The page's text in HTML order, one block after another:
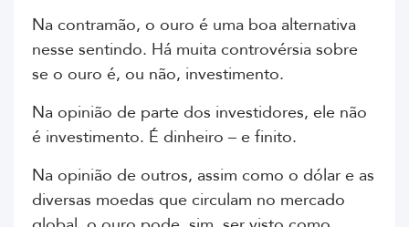
Na contramão, o ouro é uma boa alternativa
nesse sentindo. Há muita controvérsia sobre
se o ouro é, ou não, investimento.
Na opinião de parte dos investidores, ele não
é investimento. É dinheiro – e finito.
Na opinião de outros, assim como o dólar e as
diversas moedas que circulam no mercado